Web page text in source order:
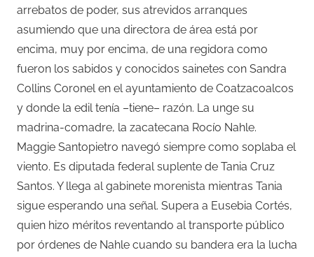
arrebatos de poder, sus atrevidos arranques
asumiendo que una directora de área está por
encima, muy por encima, de una regidora como
fueron los sabidos y conocidos sainetes con Sandra
Collins Coronel en el ayuntamiento de Coatzacoalcos
y donde la edil tenía –tiene– razón. La unge su
madrina-comadre, la zacatecana Rocío Nahle.
Maggie Santopietro navegó siempre como soplaba el
viento. Es diputada federal suplente de Tania Cruz
Santos. Y llega al gabinete morenista mientras Tania
sigue esperando una señal. Supera a Eusebia Cortés,
quien hizo méritos reventando al transporte público
por órdenes de Nahle cuando su bandera era la lucha